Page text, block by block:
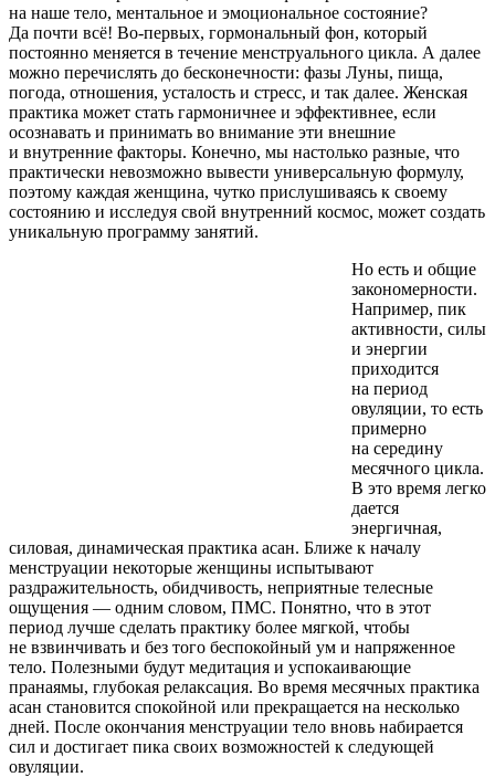
на наше тело, ментальное и эмоциональное состояние?
Да почти всё! Во-первых, гормональный фон, который
постоянно меняется в течение менструального цикла. А далее
можно перечислять до бесконечности: фазы Луны, пища,
погода, отношения, усталость и стресс, и так далее. Женская
практика может стать гармоничнее и эффективнее, если
осознавать и принимать во внимание эти внешние
и внутренние факторы. Конечно, мы настолько разные, что
практически невозможно вывести универсальную формулу,
поэтому каждая женщина, чутко прислушиваясь к своему
состоянию и исследуя свой внутренний космос, может создать
уникальную программу занятий.
Но есть и общие
закономерности.
Например, пик
активности, силы
и энергии
приходится
на период
овуляции, то есть
примерно
на середину
месячного цикла.
В это время легко
дается
энергичная,
силовая, динамическая практика асан. Ближе к началу
менструации некоторые женщины испытывают
раздражительность, обидчивость, неприятные телесные
ощущения — одним словом, ПМС. Понятно, что в этот
период лучше сделать практику более мягкой, чтобы
не взвинчивать и без того беспокойный ум и напряженное
тело. Полезными будут медитация и успокаивающие
пранаямы, глубокая релаксация. Во время месячных практика
асан становится спокойной или прекращается на несколько
дней. После окончания менструации тело вновь набирается
сил и достигает пика своих возможностей к следующей
овуляции.